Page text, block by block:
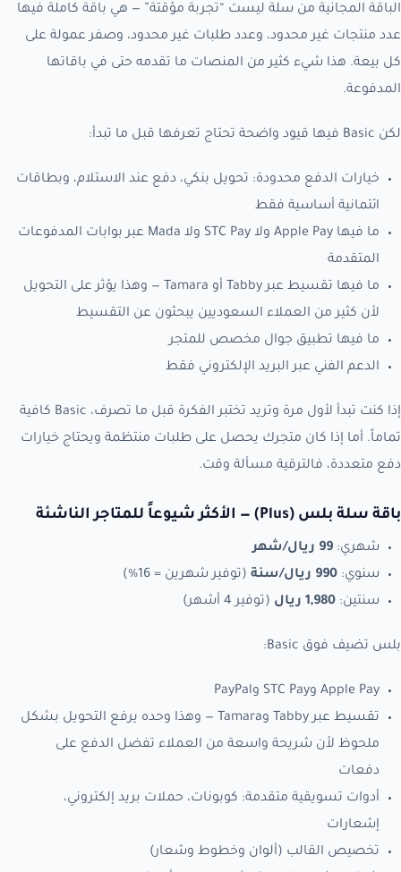
الباقة المجانية من سلة ليست “تجربة مؤقتة” — هي باقة كاملة فيها
عدد منتجات غير محدود، وعدد طلبات غير محدود، وصفر عمولة على
كل بيعة. هذا شيء كثير من المنصات ما تقدمه حتى في باقاتها
المدفوعة.
لكن Basic فيها قيود واضحة تحتاج تعرفها قبل ما تبدأ:
خيارات الدفع محدودة: تحويل بنكي، دفع عند الاستلام، وبطاقات
ائتمانية أساسية فقط
ما فيها Apple Pay ولا STC Pay ولا Mada عبر بوابات المدفوعات
المتقدمة
ما فيها تقسيط عبر Tabby أو Tamara — وهذا يؤثر على التحويل
لأن كثير من العملاء السعوديين يبحثون عن التقسيط
ما فيها تطبيق جوال مخصص للمتجر
الدعم الفني عبر البريد الإلكتروني فقط
إذا كنت تبدأ لأول مرة وتريد تختبر الفكرة قبل ما تصرف، Basic كافية
تماماً. أما إذا كان متجرك يحصل على طلبات منتظمة ويحتاج خيارات
دفع متعددة، فالترقية مسألة وقت.
باقة سلة بلس (Plus) — الأكثر شيوعاً للمتاجر الناشئة
شهري: 99 ريال/شهر
سنوي: 990 ريال/سنة
(توفير شهرين = 16%)
سنتين: 1,980 ريال (توفير 4 أشهر)
بلس تضيف فوق Basic:
Apple Pay وSTC Pay وPayPal
تقسيط عبر Tabby وTamara — وهذا وحده يرفع التحويل بشكل
ملحوظ لأن شريحة واسعة من العملاء تفضل الدفع على
دفعات
أدوات تسويقية متقدمة: كوبونات، حملات بريد إلكتروني،
إشعارات
تخصيص القالب (ألوان وخطوط وشعار)